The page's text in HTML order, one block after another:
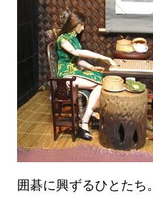
囲碁に興ずるひとたち。